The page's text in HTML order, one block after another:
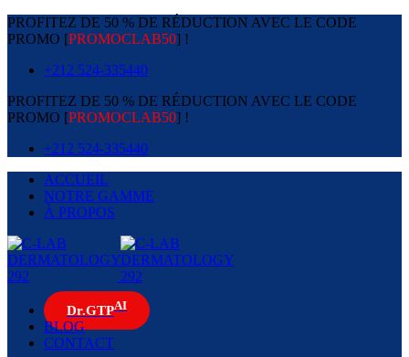
PROFITEZ DE 50 % DE RÉDUCTION AVEC LE CODE
PROMO [PROMOCLAB50] !
+212 524-335440
PROFITEZ DE 50 % DE RÉDUCTION AVEC LE CODE
PROMO [PROMOCLAB50] !
+212 524-335440
ACCUEIL
NOTRE GAMME
À PROPOS
Dr.GTPAI
BLOG
CONTACT